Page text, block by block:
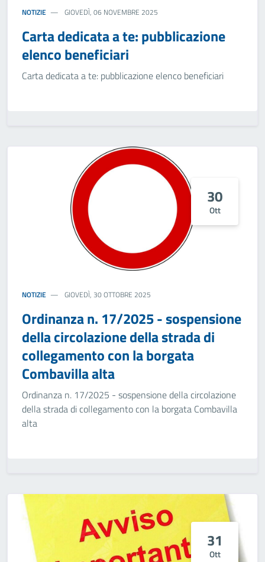
NOTIZIE GIOVEDÌ, 06 NOVEMBRE 2025
Carta dedicata a te: pubblicazione
elenco beneficiari
Carta dedicata a te: pubblicazione elenco beneficiari
30
Ott
NOTIZIE GIOVEDÌ, 30 OTTOBRE 2025
Ordinanza n. 17/2025 - sospensione
della circolazione della strada di
collegamento con la borgata
Combavilla alta
Ordinanza n. 17/2025 - sospensione della circolazione
della strada di collegamento con la borgata Combavilla
alta
31
Ott